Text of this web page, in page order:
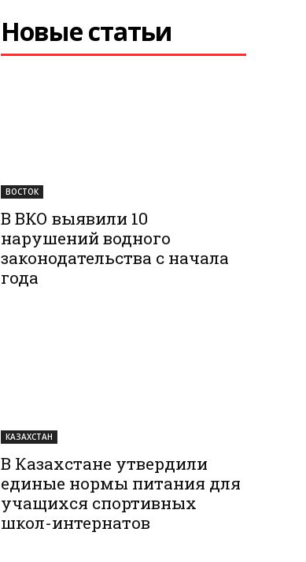
Новые статьи
ВОСТОК
В ВКО выявили 10
нарушений водного
законодательства с начала
года
КАЗАХСТАН
В Казахстане утвердили
единые нормы питания для
учащихся спортивных
школ-интернатов